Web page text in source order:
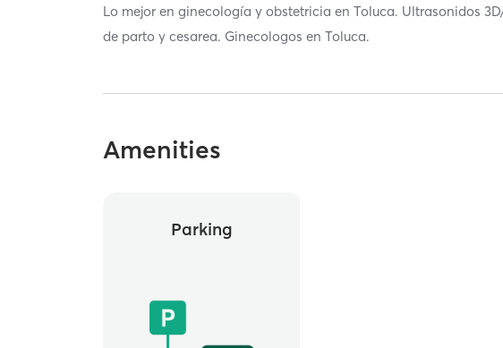
Lo mejor en ginecología y obstetricia en Toluca. Ultrasonidos
de parto y cesarea. Ginecologos en Toluca.
Amenities
Parking